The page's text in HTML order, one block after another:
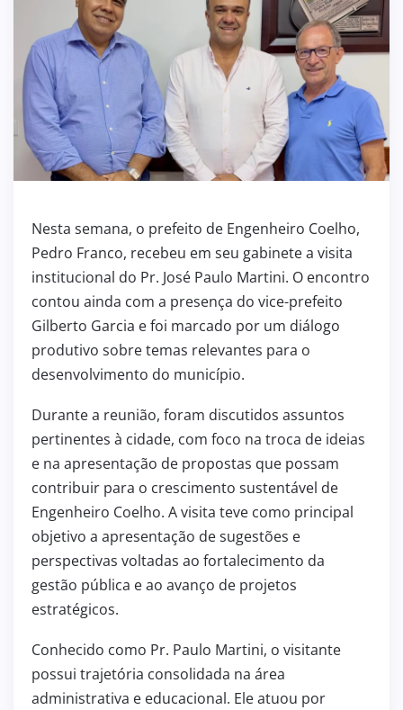
Nesta semana, o prefeito de Engenheiro Coelho,
Pedro Franco, recebeu em seu gabinete a visita
institucional do Pr. José Paulo Martini. O encontro
contou ainda com a presença do vice-prefeito
Gilberto Garcia e foi marcado por um diálogo
produtivo sobre temas relevantes para o
desenvolvimento do município.
Durante a reunião, foram discutidos assuntos
pertinentes à cidade, com foco na troca de ideias
e na apresentação de propostas que possam
contribuir para o crescimento sustentável de
Engenheiro Coelho. A visita teve como principal
objetivo a apresentação de sugestões e
perspectivas voltadas ao fortalecimento da
gestão pública e ao avanço de projetos
estratégicos.
Conhecido como Pr. Paulo Martini, o visitante
possui trajetória consolidada na área
administrativa e educacional. Ele atuou por